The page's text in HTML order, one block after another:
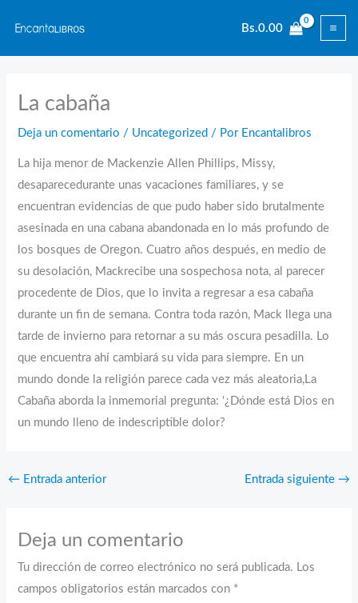
contenido
Bs.0.00
La cabaña
Deja un comentario / Uncategorized / Por Encantalibros
La hija menor de Mackenzie Allen Phillips, Missy,
desaparecedurante unas vacaciones familiares, y se
encuentran evidencias de que pudo haber sido brutalmente
asesinada en una cabana abandonada en lo más profundo de
los bosques de Oregon. Cuatro años después, en medio de
su desolación, Mackrecibe una sospechosa nota, al parecer
procedente de Dios, que lo invita a regresar a esa cabaña
durante un fin de semana. Contra toda razón, Mack llega una
tarde de invierno para retornar a su más oscura pesadilla. Lo
que encuentra ahí cambiará su vida para siempre. En un
mundo donde la religión parece cada vez más aleatoria,La
Cabaña aborda la inmemorial pregunta: ‘¿Dónde está Dios en
un mundo lleno de indescriptible dolor?
← Entrada anterior Entrada siguiente →
Deja un comentario
Tu dirección de correo electrónico no será publicada. Los
campos obligatorios están marcados con *